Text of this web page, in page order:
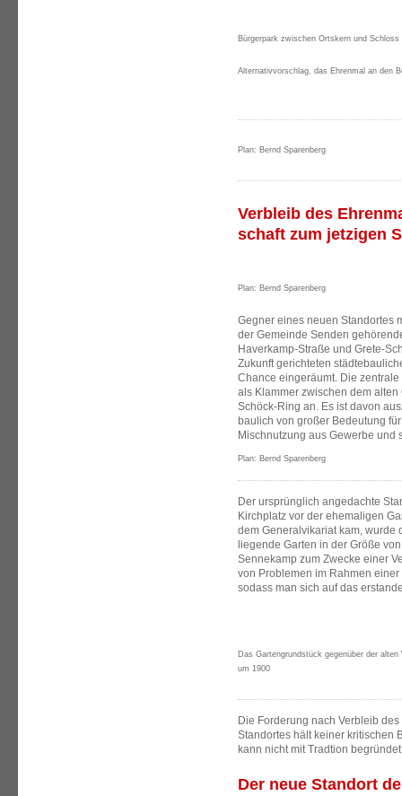
Bürgerpark zwischen Ortskern und
Alternativvorschlag, das Ehrenmal an den
Plan: Bernd Sparenberg
Verbleib des
schaft zum jetzigen
Plan: Bernd Sparenberg
Gegner eines neuen Standortes
der Gemeinde Senden
Haverkamp-Straße und Grete-
Zukunft gerichteten
Chance eingeräumt. Die
als Klammer zwischen dem
Schöck-Ring an. Es ist davon
baulich von großer Bedeutung
Mischnutzung aus Gewerbe
Plan: Bernd Sparenberg
Der ursprünglich angedachte
Kirchplatz vor der ehemaligen
dem Generalvikariat kam, wurde
liegende Garten in der Größe
Sennekamp zum Zwecke einer
von Problemen im Rahmen
sodass man sich auf das
Das Gartengrundstück gegenüber der
um 1900
Die Forderung nach Verbleib
Standortes hält keiner kritischen
kann nicht mit Tradtion
Der neue Standort